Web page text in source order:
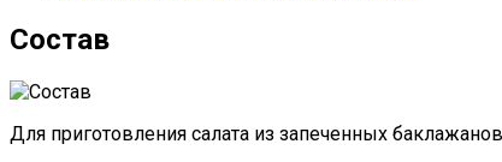
Состав
Для приготовления салата из запеченных